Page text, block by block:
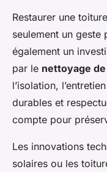
Restaurer une
seulement un geste
également un
par le nettoyage
l’isolation,
durables et
compte pour
Les innovations
solaires ou les